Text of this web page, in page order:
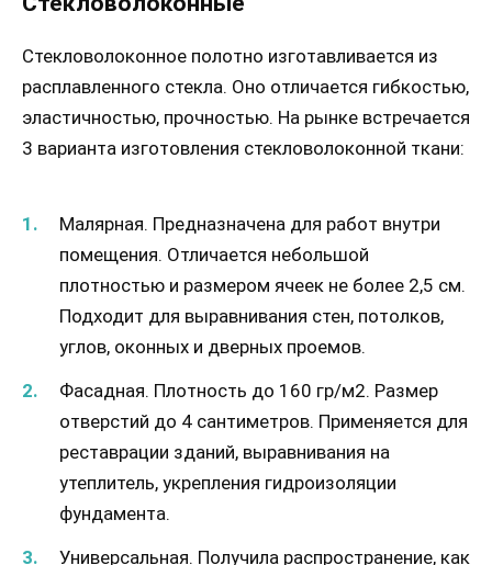
Стекловолоконное полотно изготавливается из
расплавленного стекла. Оно отличается гибкостью,
эластичностью, прочностью. На рынке встречается
3 варианта изготовления стекловолоконной ткани:
Малярная. Предназначена для работ внутри
помещения. Отличается небольшой
плотностью и размером ячеек не более 2,5 см.
Подходит для выравнивания стен, потолков,
углов, оконных и дверных проемов.
Фасадная. Плотность до 160 гр/м2. Размер
отверстий до 4 сантиметров. Применяется для
реставрации зданий, выравнивания на
утеплитель, укрепления гидроизоляции
фундамента.
Универсальная. Получила распространение, как